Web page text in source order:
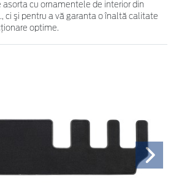
asorta cu ornamentele de interior din
ci şi pentru a vă garanta o înaltă calitate
optime.